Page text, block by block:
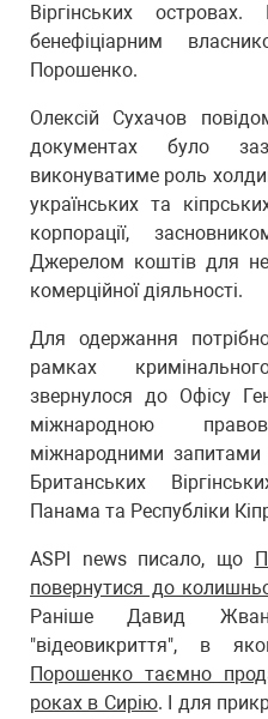
Віргінських
бенефіціарним
Порошенко.
Олексій Сухачов
документах було
виконуватиме роль
українських та
корпорації,
Джерелом коштів для
комерційної діяльності.
Для одержання
рамках
звернулося до Офісу
міжнародною
міжнародними запитами
Британських
Панама та Республіки
ASPI news писало, що
повернутися до
Раніше Давид
"відеовикриття", в
Порошенко таємно
роках в Сирію. І для